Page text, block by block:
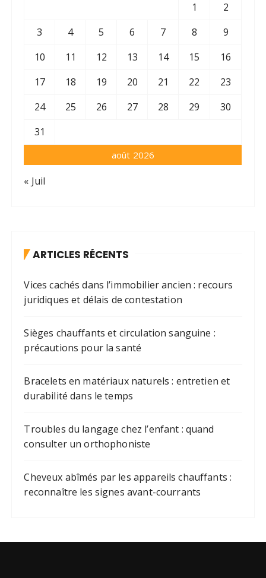
août 2026
1
2
3
4 5 6 7 8
9
10
11 12 13 14 15
16
17
18 19 20 21 22
23
24
25 26 27 28 29
30
31
« Juil
ARTICLES RÉCENTS
Vices cachés dans l’immobilier ancien : recours
juridiques et délais de contestation
Sièges chauffants et circulation sanguine :
précautions pour la santé
Bracelets en matériaux naturels : entretien et
durabilité dans le temps
Troubles du langage chez l’enfant : quand
consulter un orthophoniste
Cheveux abîmés par les appareils chauffants :
reconnaître les signes avant-courrants